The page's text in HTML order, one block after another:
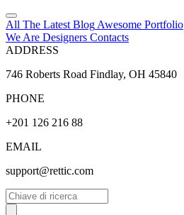
All The Latest Blog Awesome Portfolio
We Are Designers Contacts
ADDRESS
746 Roberts Road Findlay, OH 45840
PHONE
+201 126 216 88
EMAIL
support@rettic.com
Cerca